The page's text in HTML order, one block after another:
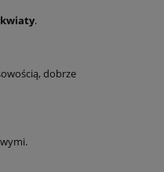
kwiaty.
dobrze